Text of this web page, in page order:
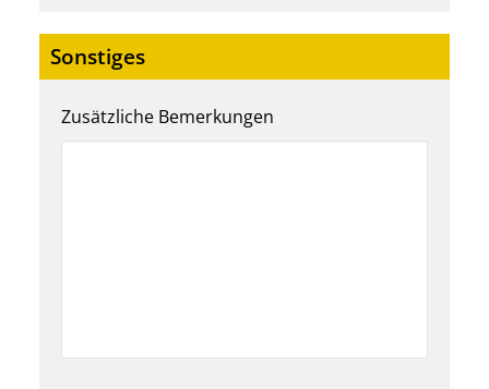
Sonstiges
Zusätzliche Bemerkungen